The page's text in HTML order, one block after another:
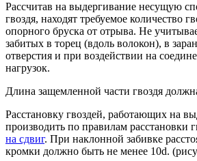
Рассчитав на выдергивание несущую
гвоздя, находят требуемое количество
опорного бруска от отрыва. Не
забитых в торец (вдоль волокон), в
отверстия и при воздействии на
нагрузок.
Длина защемленной части гвоздя
Расстановку гвоздей, работающих на
производить по правилам расстановки
на сдвиг. При наклонной забивке
кромки должно быть не менее 10d.